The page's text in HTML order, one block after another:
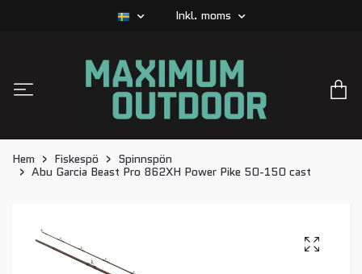
Inkl. moms
Hem Fiskespö
Spinnspön
Abu Garcia Beast Pro 862XH Power Pike 50-150 cast